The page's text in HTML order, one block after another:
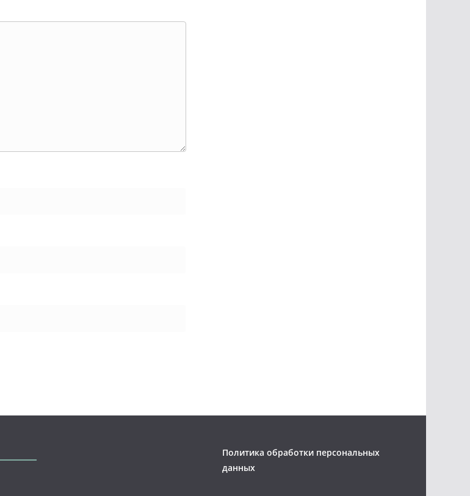
Политика обработки персональных
данных